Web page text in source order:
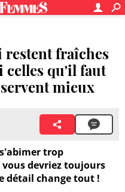
restent fraîches
celles qu'il faut
mieux
trop
devriez toujours
détail change tout !